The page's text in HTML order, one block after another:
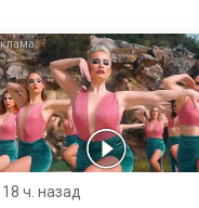
18 ч. назад